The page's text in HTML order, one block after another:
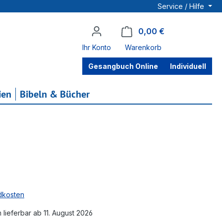
Service / Hilfe
Ihr Konto
0,00 €
Warenkorb
Gesangbuch Online Individuell
Bibeln & Bücher
ab 11. August 2026